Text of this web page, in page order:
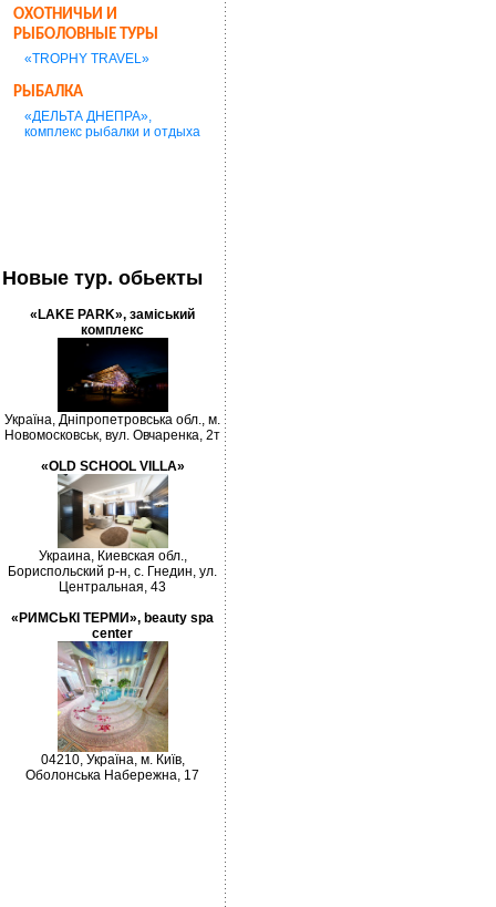
ОХОТНИЧЬИ И
РЫБОЛОВНЫЕ ТУРЫ
«TROPHY TRAVEL»
РЫБАЛКА
«ДЕЛЬТА ДНЕПРА»,
комплекс рыбалки и отдыха
Новые тур. обьекты
«LAKE PARK», заміський
комплекс
Україна, Дніпропетровська обл., м.
Новомосковськ, вул. Овчаренка, 2т
«OLD SCHOOL VILLA»
Украина, Киевская обл.,
Бориспольский р-н, с. Гнедин, ул.
Центральная, 43
«РИМСЬКІ ТЕРМИ», beauty spa
center
04210, Україна, м. Київ,
Оболонська Набережна, 17